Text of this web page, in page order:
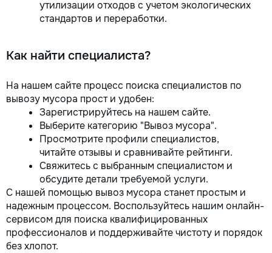
утилизации отходов с учетом экологических
стандартов и переработки.
Как найти специалиста?
На нашем сайте процесс поиска специалистов по
вывозу мусора прост и удобен:
Зарегистрируйтесь на нашем сайте.
Выберите категорию "Вывоз мусора".
Просмотрите профили специалистов,
читайте отзывы и сравнивайте рейтинги.
Свяжитесь с выбранным специалистом и
обсудите детали требуемой услуги.
С нашей помощью вывоз мусора станет простым и
надежным процессом. Воспользуйтесь нашим онлайн-
сервисом для поиска квалифицированных
профессионалов и поддерживайте чистоту и порядок
без хлопот.